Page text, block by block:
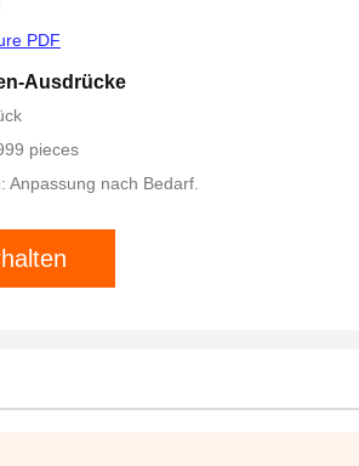
PDF
Ausdrücke
pieces
Anpassung nach Bedarf.